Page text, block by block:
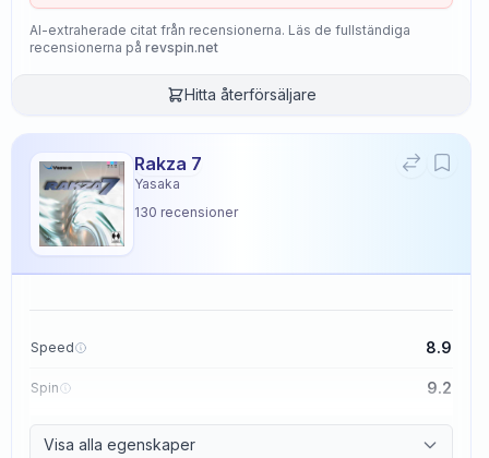
AI-extraherade citat från recensionerna. Läs de fullständiga
recensionerna på revspin.net
Hitta återförsäljare
Rakza 7
Yasaka
130 recensioner
Speed 8.9
Spin 9.2
Visa alla egenskaper